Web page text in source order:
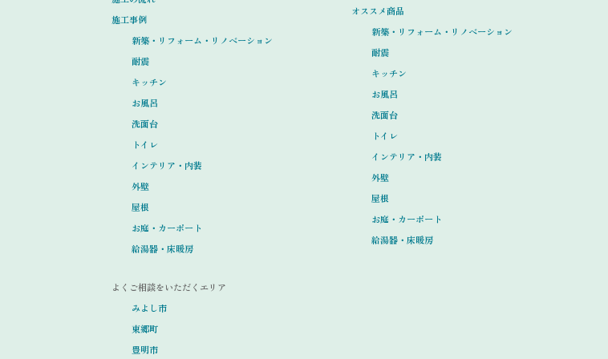
施工事例
新築・リフォーム・リノベーション
耐震
キッチン
お風呂
洗面台
トイレ
インテリア・内装
外壁
屋根
お庭・カーポート
給湯器・床暖房
よくご相談をいただくエリア
みよし市
東郷町
豊明市
オススメ商品
新築・リフォーム・リノベーション
耐震
キッチン
お風呂
洗面台
トイレ
インテリア・内装
外壁
屋根
お庭・カーポート
給湯器・床暖房